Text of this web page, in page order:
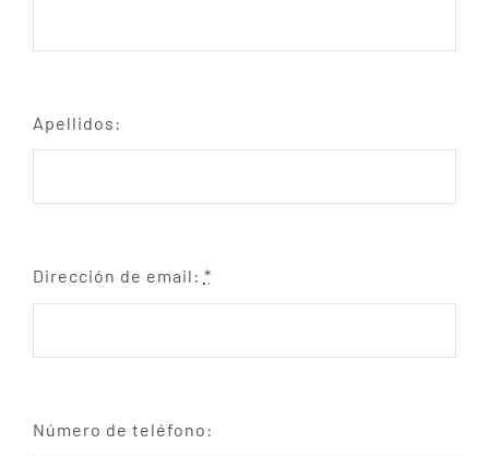
Apellidos:
Dirección de email: *
Número de teléfono: